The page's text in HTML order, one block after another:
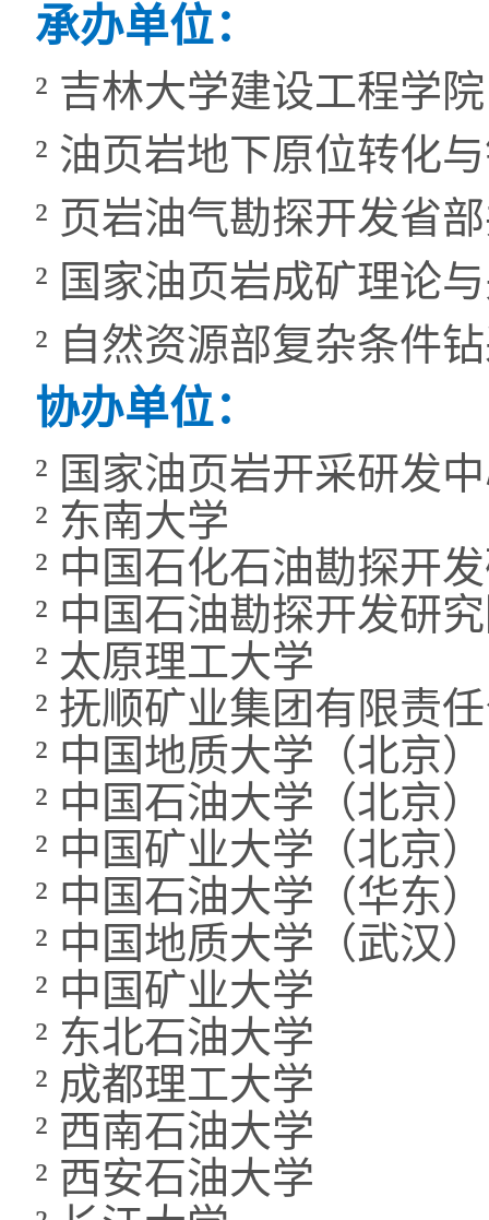
承办单位：
² 吉林大学建设工程学院
² 油页岩地下原位转化
² 页岩油气勘探开发省
² 国家油页岩成矿理论
² 自然资源部复杂条件
协办单位：
² 国家油页岩开采研发
² 东南大学
² 中国石化石油勘探开
² 中国石油勘探开发研
² 太原理工大学
² 抚顺矿业集团有限责
² 中国地质大学（北京）
² 中国石油大学（北京）
² 中国矿业大学（北京）
² 中国石油大学（华东）
² 中国地质大学（武汉）
² 中国矿业大学
² 东北石油大学
² 成都理工大学
² 西南石油大学
² 西安石油大学